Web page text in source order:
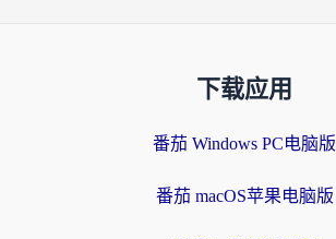
下载应用
番茄 Windows PC电脑版
番茄 macOS苹果电脑版